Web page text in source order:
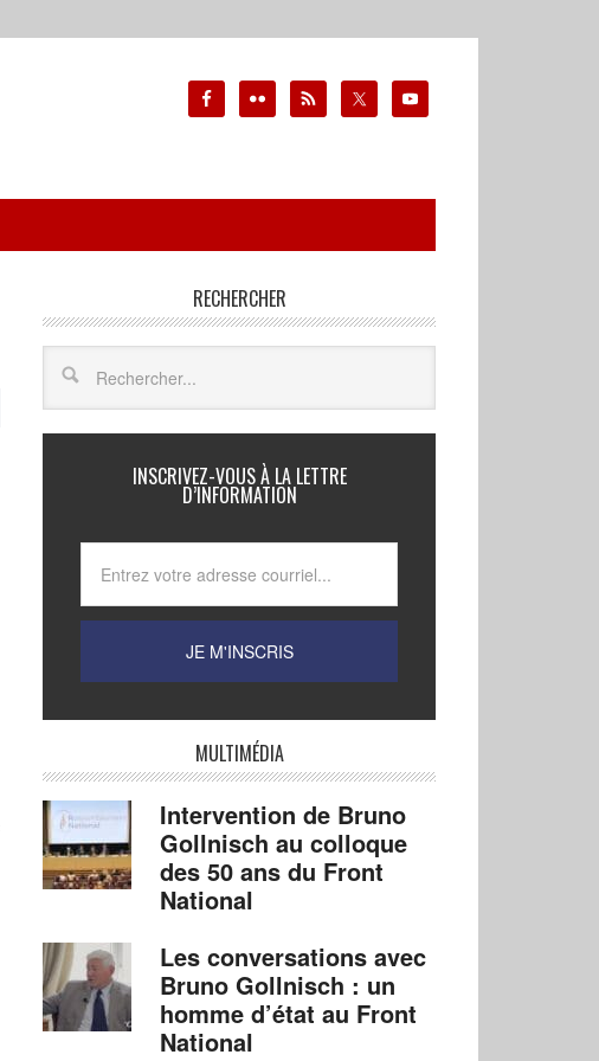
RECHERCHER
INSCRIVEZ-VOUS À LA LETTRE
D’INFORMATION
MULTIMÉDIA
Intervention de Bruno
Gollnisch au colloque
des 50 ans du Front
National
Les conversations avec
Bruno Gollnisch : un
homme d’état au Front
National